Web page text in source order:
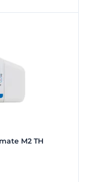
M2 TH